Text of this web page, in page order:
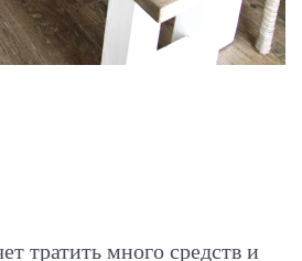
тратить много средств и